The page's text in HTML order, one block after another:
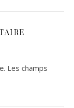
Les champs